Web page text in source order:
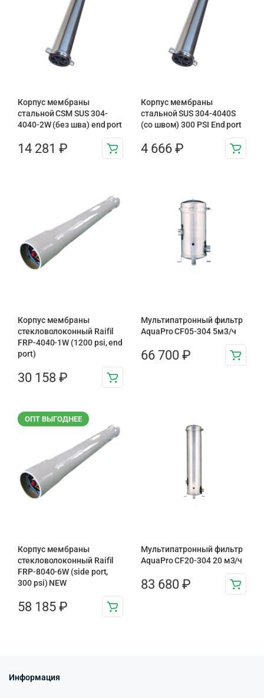
Корпус мембраны
стальной CSM SUS 304-
4040-2W (без шва) end port
14 281 ₽
Корпус мембраны
стальной SUS 304-4040S
(со швом) 300 PSI End port
4 666 ₽
Корпус мембраны
стекловолоконный Raifil
FRP-4040-1W (1200 psi, end
port)
30 158 ₽
Мультипатронный фильтр
AquaPro CF05-304 5м3/ч
66 700 ₽
ОПТ ВЫГОДНЕЕ
Корпус мембраны
стекловолоконный Raifil
FRP-8040-6W (side port,
300 psi) NEW
58 185 ₽
Мультипатронный фильтр
AquaPro CF20-304 20 м3/ч
83 680 ₽
Информация